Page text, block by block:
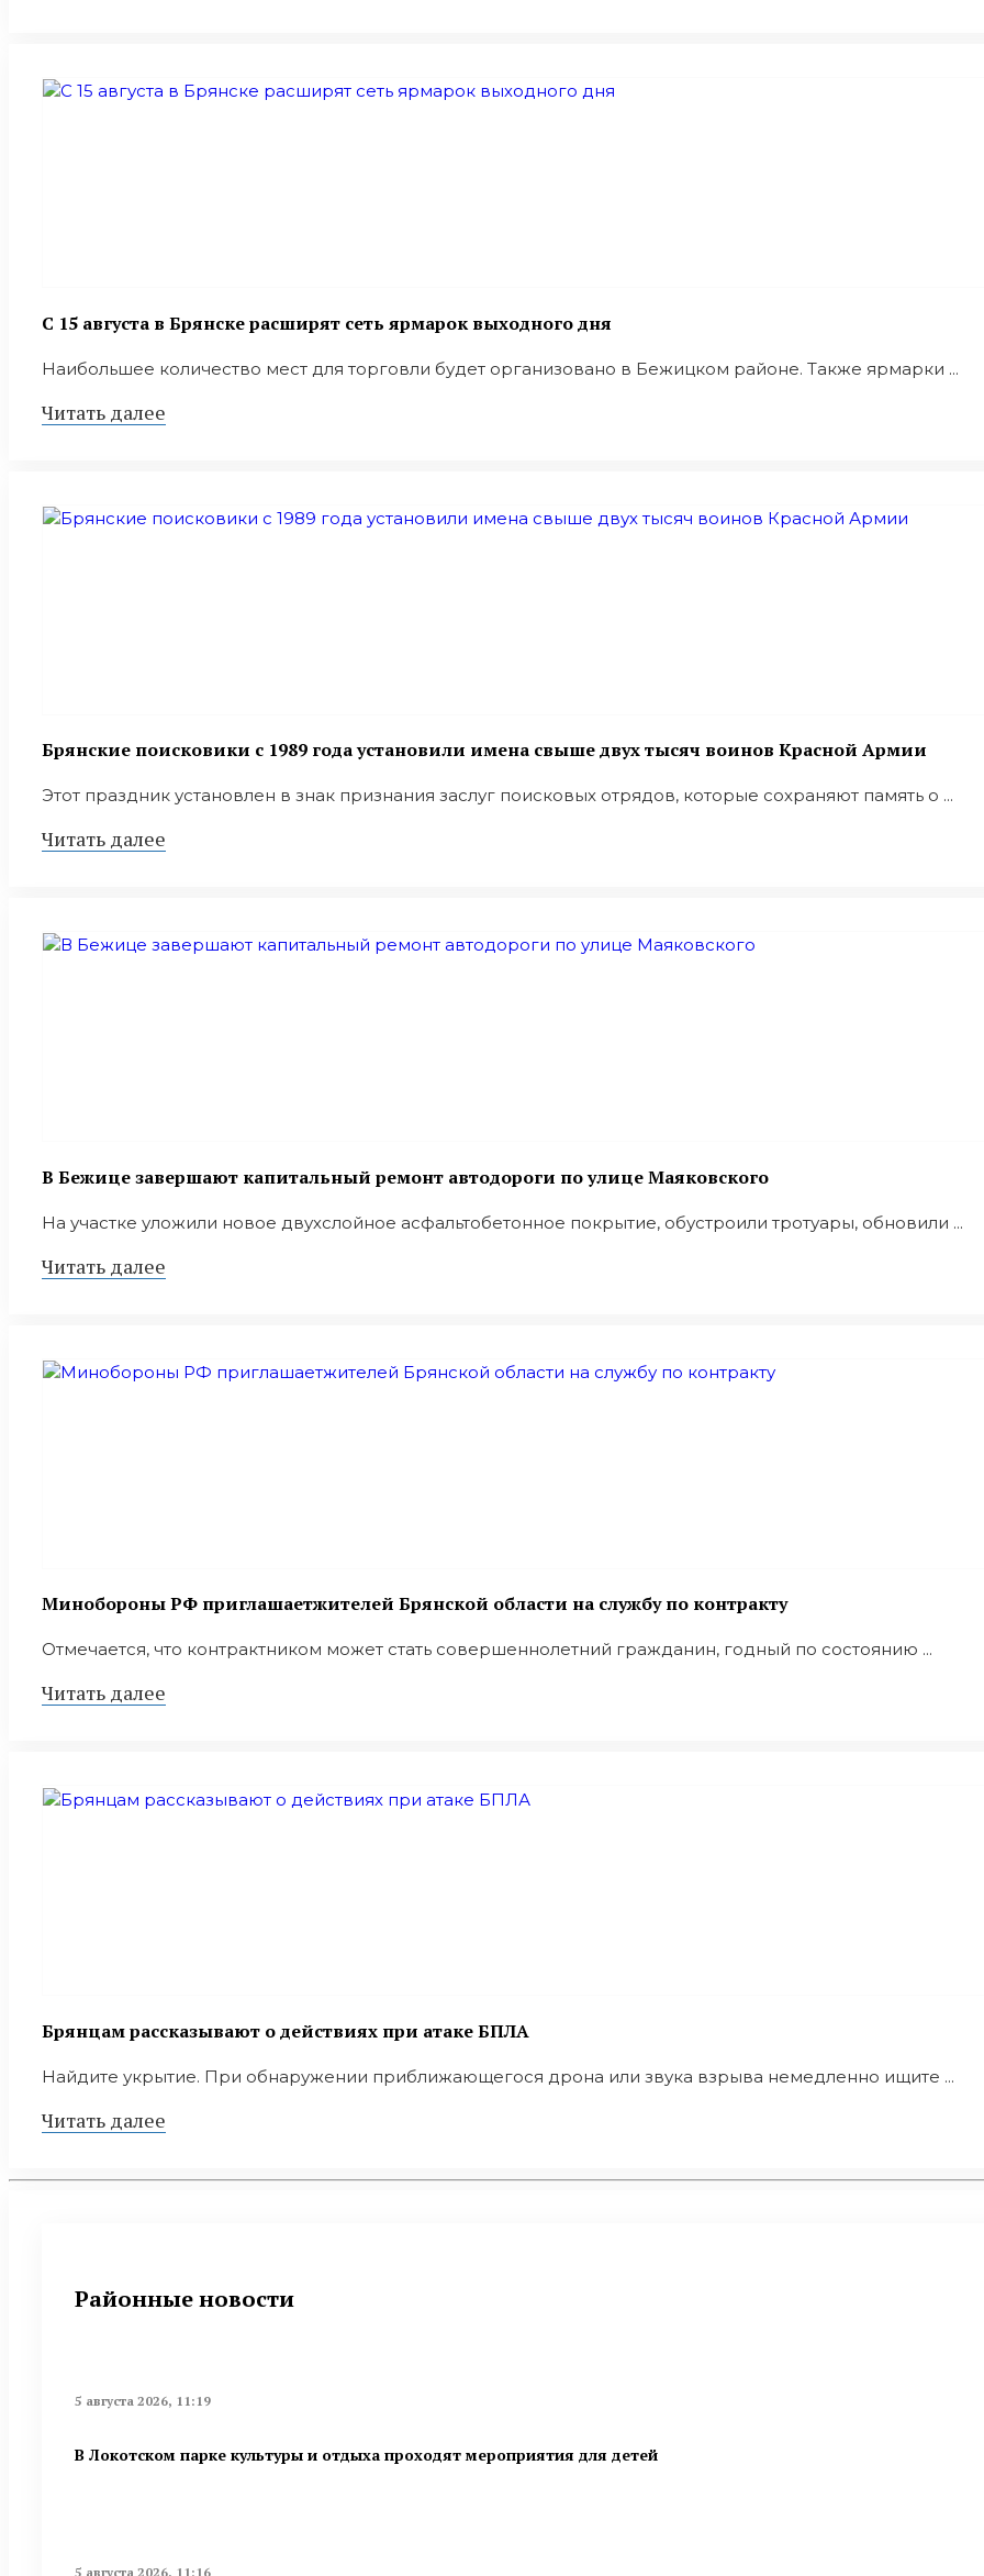
С 15 августа в Брянске расширят сеть ярмарок выходного дня
Наибольшее количество мест для торговли будет организовано в Бежицком районе. Также ярмарки ...
Читать далее
Брянские поисковики с 1989 года установили имена свыше двух тысяч воинов Красной Армии
Этот праздник установлен в знак признания заслуг поисковых отрядов, которые сохраняют память о ...
Читать далее
В Бежице завершают капитальный ремонт автодороги по улице Маяковского
На участке уложили новое двухслойное асфальтобетонное покрытие, обустроили тротуары, обновили ...
Читать далее
Минобoроны РФ приглaшaетжитeлeй Брянской области на службу по контракту
Отмечается, что контрактником может стать совершеннолетний гражданин, годный по состоянию ...
Читать далее
Брянцам рассказывают о действиях при атаке БПЛА
Найдите укрытие. При обнаружении приближающегося дрона или звука взрыва немедленно ищите ...
Читать далее
Районные новости
5 августа 2026, 11:19
В Локотском парке культуры и отдыха проходят мероприятия для детей
5 августа 2026, 11:16